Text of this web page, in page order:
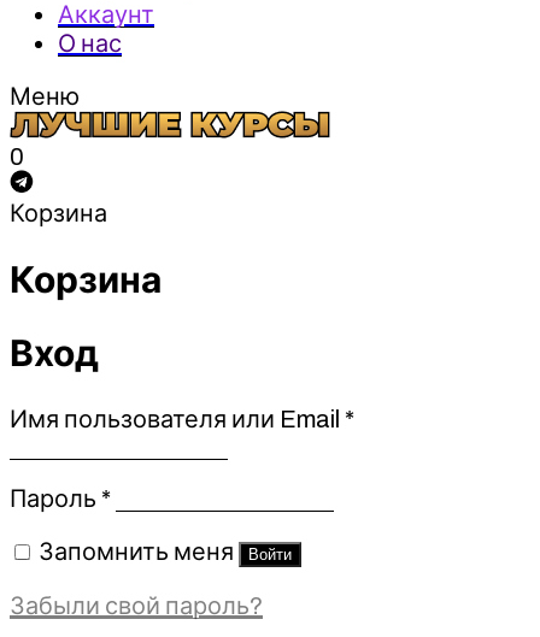
Аккаунт
О нас
Меню
0
Корзина
Корзина
Вход
Имя пользователя или Email *Обязательно
Пароль *Обязательно
Запомнить меня Войти
Забыли свой пароль?